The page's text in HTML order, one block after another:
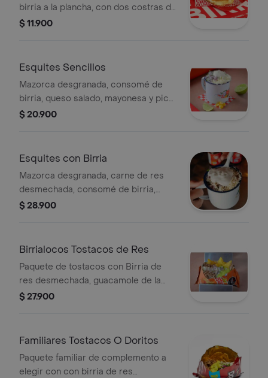
birria a la plancha, con dos costras de
queso mozarella
$ 11.900
Esquites Sencillos
Mazorca desgranada, consomé de
birria, queso salado, mayonesa y pico
de gallo
$ 20.900
Esquites con Birria
Mazorca desgranada, carne de res
desmechada, consomé de birria,
queso salado, mayonesa y pico de
$ 28.900
Birrialocos Tostacos de Res
Paquete de tostacos con Birria de
res desmechada, guacamole de la
casa, sour cream, pico de gallo y
$ 27.900
Familiares Tostacos O Doritos
Paquete familiar de complemento a
elegir con con birria de res